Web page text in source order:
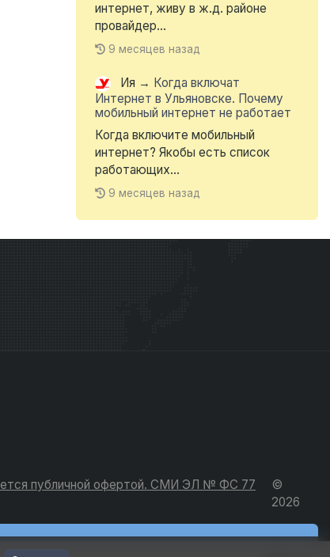
интернет, живу в ж.д. районе
провайдер...
9 месяцев назад
Ия → Когда включат
Интернет в Ульяновске. Почему
мобильный интернет не работает
Когда включите мобильный
интернет? Якобы есть список
работающих...
9 месяцев назад
публичной офертой. СМИ ЭЛ № ФС 77
©
2026